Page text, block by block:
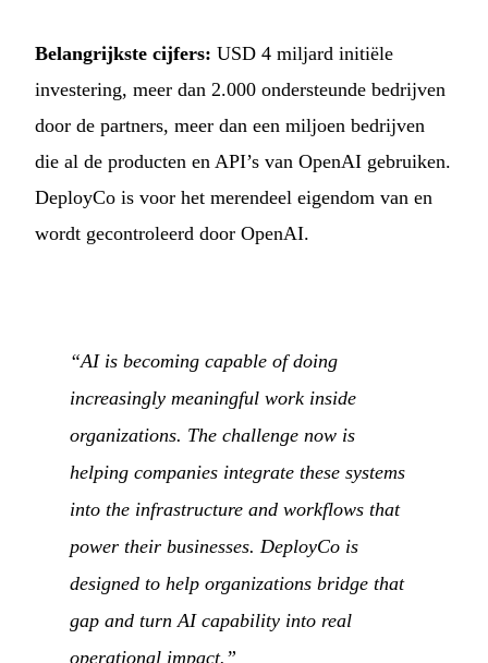
Belangrijkste cijfers: USD 4 miljard initiële
investering, meer dan 2.000 ondersteunde bedrijven
door de partners, meer dan een miljoen bedrijven
die al de producten en API’s van OpenAI gebruiken.
DeployCo is voor het merendeel eigendom van en
wordt gecontroleerd door OpenAI.
“AI is becoming capable of doing
increasingly meaningful work inside
organizations. The challenge now is
helping companies integrate these systems
into the infrastructure and workflows that
power their businesses. DeployCo is
designed to help organizations bridge that
gap and turn AI capability into real
operational impact.”